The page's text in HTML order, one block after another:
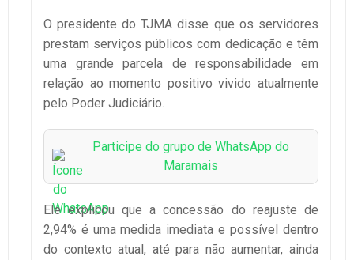
O presidente do TJMA disse que os servidores
prestam serviços públicos com dedicação e têm
uma grande parcela de responsabilidade em
relação ao momento positivo vivido atualmente
pelo Poder Judiciário.
Participe do grupo de WhatsApp do
Maramais
Ele explicou que a concessão do reajuste de
2,94% é uma medida imediata e possível dentro
do contexto atual, até para não aumentar, ainda